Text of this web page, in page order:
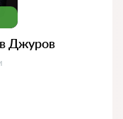
Джуров